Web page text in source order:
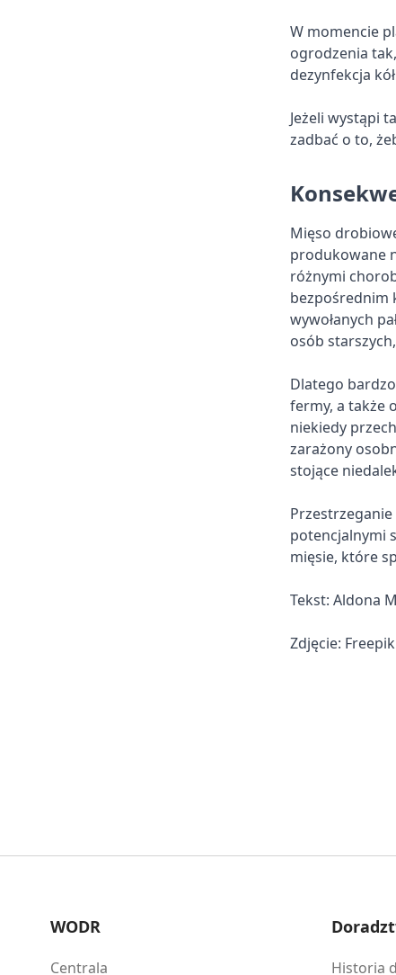
W momencie
ogrodzenia
dezynfekcja
Jeżeli wystąpi
zadbać o to,
Mięso
produkowane
różnymi
bezpośrednim
wywołanych
osób
Dlatego
fermy, a także
niekiedy
zarażony
stojące
potencjalnymi
mięsie, które
Tekst: Aldona
Zdjęcie: Freepik
WODR
Centrala Historia